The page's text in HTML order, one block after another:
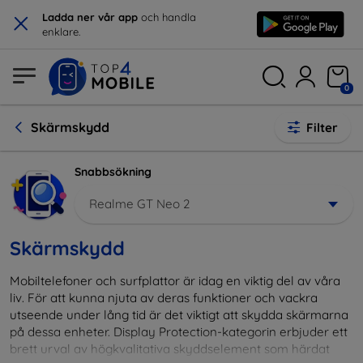
× Ladda ner vår app och handla
enklare.
0
Skärmskydd Filter
Snabbsökning
Realme GT Neo 2
Skärmskydd
Mobiltelefoner och surfplattor är idag en viktig del av våra
liv. För att kunna njuta av deras funktioner och vackra
utseende under lång tid är det viktigt att skydda skärmarna
på dessa enheter. Display Protection-kategorin erbjuder ett
brett urval av högkvalitativa skyddselement som härdat